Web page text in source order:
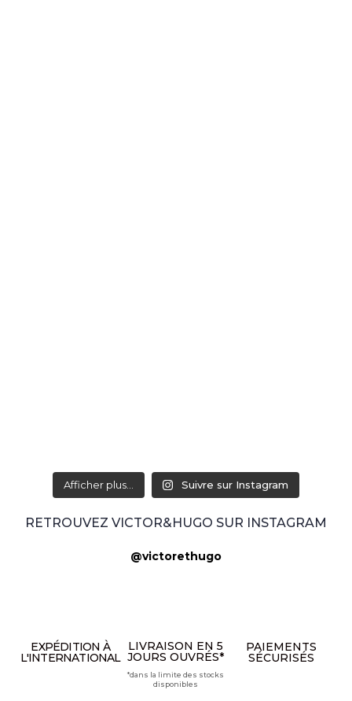
Afficher plus... Suivre sur Instagram
RETROUVEZ VICTOR&HUGO SUR INSTAGRAM
@victorethugo
EXPÉDITION À
L'INTERNATIONAL
LIVRAISON EN 5
JOURS OUVRÉS*
*dans la limite des stocks
disponibles
PAIEMENTS
SÉCURISÉS